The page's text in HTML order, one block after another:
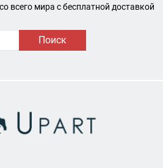
всего мира с бесплатной доставкой
Поиск